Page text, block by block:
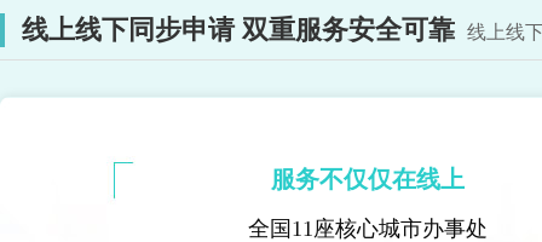
线上线下同步申请 双重服务安全可靠 线上线
服务不仅仅在线上
全国11座核心城市办事处